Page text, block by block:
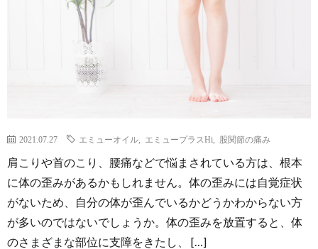
2021.07.27 エミューオイル エミュープラスHi 股関節の痛み
肩こりや首のこり、腰痛などで悩まされている方は、根本
に体の歪みがあるかもしれません。体の歪みには自覚症状
がないため、自分の体が歪んでいるかどうかわからない方
が多いのではないでしょうか。体の歪みを放置すると、体
のさまざまな部位に支障をきたし、 […]